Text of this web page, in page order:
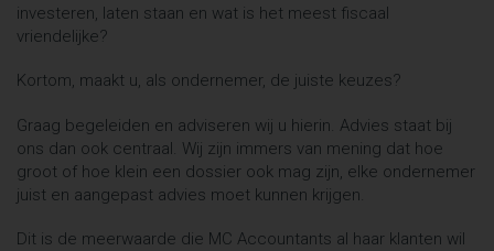
investeren, laten staan en wat is het meest fiscaal
vriendelijke?
Kortom, maakt u, als ondernemer, de juiste keuzes?
Graag begeleiden en adviseren wij u hierin. Advies staat bij
ons dan ook centraal. Wij zijn immers van mening dat hoe
groot of hoe klein een dossier ook mag zijn, elke ondernemer
juist en aangepast advies moet kunnen krijgen.
Dit is de meerwaarde die MC Accountants al haar klanten wil